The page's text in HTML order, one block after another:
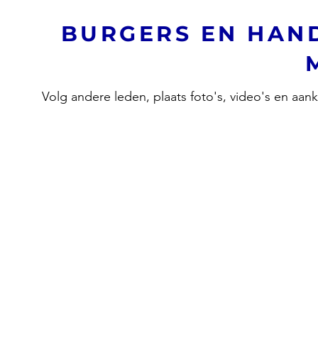
BURGERS EN
Volg andere leden, plaats foto's, video's en